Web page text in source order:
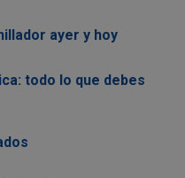
ayer y hoy
todo lo que debes